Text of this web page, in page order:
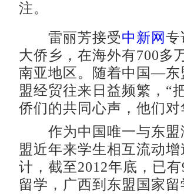
注。
雷丽芳接受中新网 专
大侨乡，在海外有700多
南亚地区。随着中国—东
盟经贸往来日益频繁，“
侨们的共同心声，他们
作为中国唯一与东盟
盟近年来学生相互流动
计，截至2012年底，已
留学，广西到东盟国家